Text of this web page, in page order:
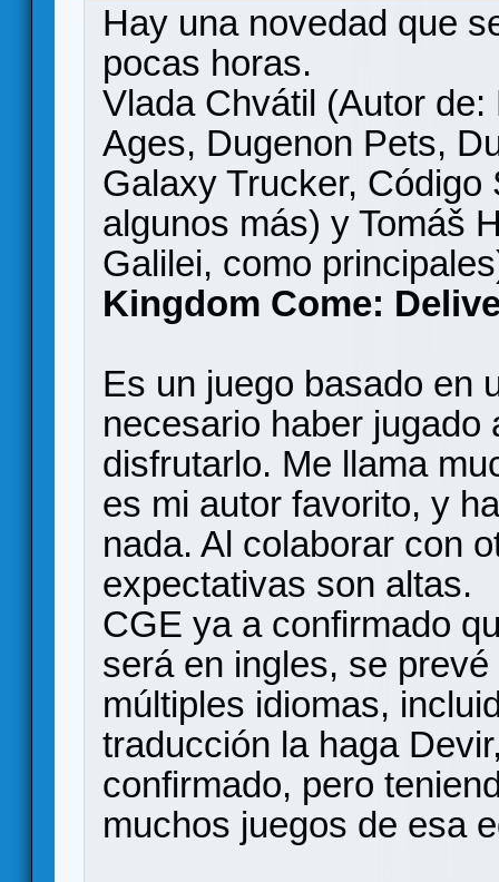
Hay una novedad que
pocas horas.
Vlada Chvátil (Autor
Ages, Dugenon Pets,
Galaxy Trucker,
algunos más) y Tomáš
Galilei, como
Kingdom Come:
Es un juego basado en
necesario haber jugado
disfrutarlo. Me llama
es mi autor favorito, y
nada. Al colaborar con
expectativas son altas.
CGE ya a confirmado
será en ingles, se
múltiples idiomas,
traducción la haga
confirmado, pero
muchos juegos de esa